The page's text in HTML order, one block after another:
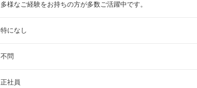
多様なご経験をお持ちの方が多数ご活躍中です。
特になし
不問
正社員